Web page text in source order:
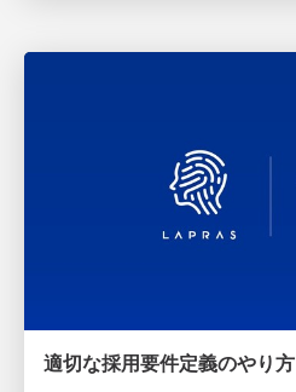
適切な採用要件定義のやり方